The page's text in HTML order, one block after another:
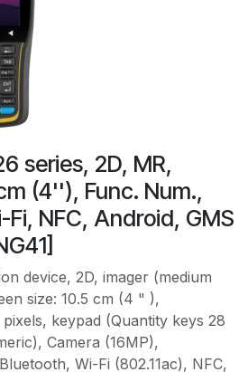
series, 2D, MR,
(4''), Func. Num.,
Fi, NFC, Android, GMS
device, 2D, imager (medium
size: 10.5 cm (4 " ),
keypad (Quantity keys 28
Camera (16MP),
Wi-Fi (802.11ac), NFC,